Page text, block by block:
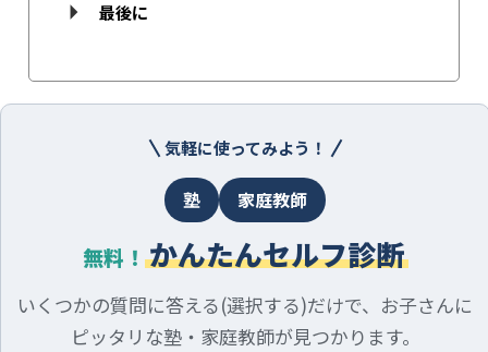
最後に
気軽に使ってみよう！
塾 家庭教師
無料！ かんたんセルフ診断
いくつかの質問に答える(選択する)だけで、お子さんに
ピッタリな塾・家庭教師が見つかります。